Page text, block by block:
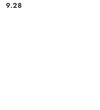
Cena:
9.28